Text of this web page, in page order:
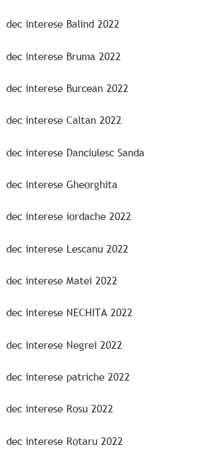
dec interese Balind 2022
dec interese Bruma 2022
dec interese Burcean 2022
dec interese Caltan 2022
dec interese Danciulesc Sanda
dec interese Gheorghita
dec interese iordache 2022
dec interese Lescanu 2022
dec interese Matei 2022
dec interese NECHITA 2022
dec interese Negrei 2022
dec interese patriche 2022
dec interese Rosu 2022
dec interese Rotaru 2022